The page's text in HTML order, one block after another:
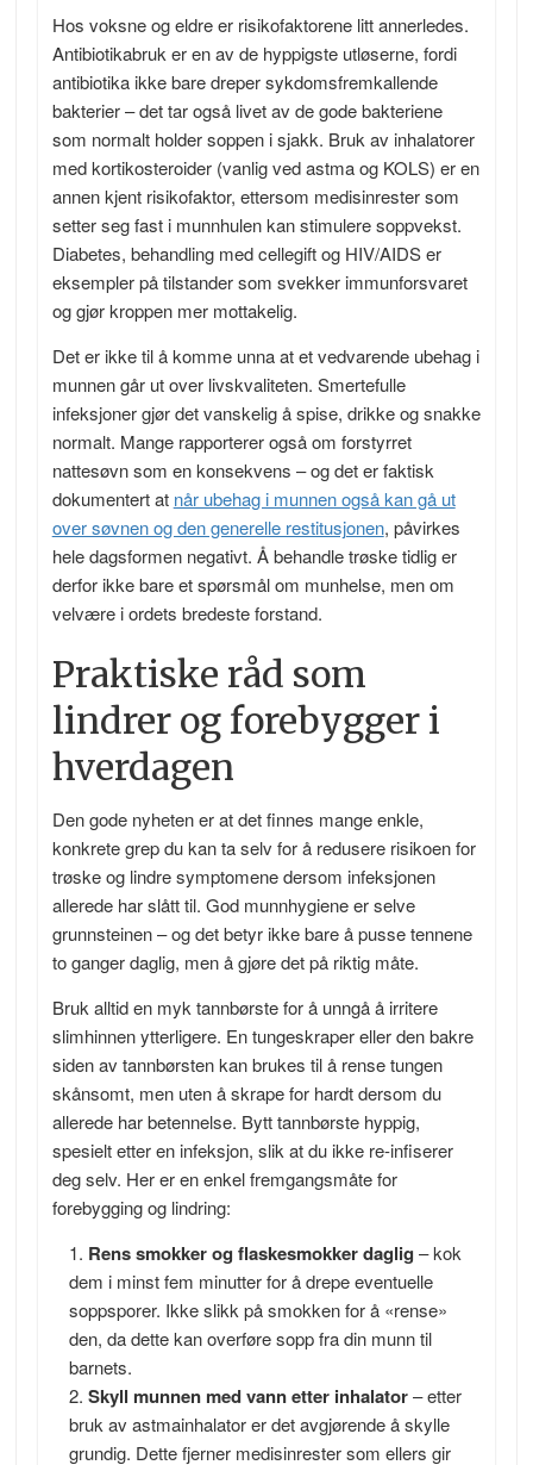
Hos voksne og eldre er risikofaktorene litt annerledes.
Antibiotikabruk er en av de hyppigste utløserne, fordi
antibiotika ikke bare dreper sykdomsfremkallende
bakterier – det tar også livet av de gode bakteriene
som normalt holder soppen i sjakk. Bruk av inhalatorer
med kortikosteroider (vanlig ved astma og KOLS) er en
annen kjent risikofaktor, ettersom medisinrester som
setter seg fast i munnhulen kan stimulere soppvekst.
Diabetes, behandling med cellegift og HIV/AIDS er
eksempler på tilstander som svekker immunforsvaret
og gjør kroppen mer mottakelig.
Det er ikke til å komme unna at et vedvarende ubehag i
munnen går ut over livskvaliteten. Smertefulle
infeksjoner gjør det vanskelig å spise, drikke og snakke
normalt. Mange rapporterer også om forstyrret
nattesøvn som en konsekvens – og det er faktisk
dokumentert at når ubehag i munnen også kan gå ut
over søvnen og den generelle restitusjonen, påvirkes
hele dagsformen negativt. Å behandle trøske tidlig er
derfor ikke bare et spørsmål om munhelse, men om
velvære i ordets bredeste forstand.
Praktiske råd som
lindrer og forebygger i
hverdagen
Den gode nyheten er at det finnes mange enkle,
konkrete grep du kan ta selv for å redusere risikoen for
trøske og lindre symptomene dersom infeksjonen
allerede har slått til. God munnhygiene er selve
grunnsteinen – og det betyr ikke bare å pusse tennene
to ganger daglig, men å gjøre det på riktig måte.
Bruk alltid en myk tannbørste for å unngå å irritere
slimhinnen ytterligere. En tungeskraper eller den bakre
siden av tannbørsten kan brukes til å rense tungen
skånsomt, men uten å skrape for hardt dersom du
allerede har betennelse. Bytt tannbørste hyppig,
spesielt etter en infeksjon, slik at du ikke re-infiserer
deg selv. Her er en enkel fremgangsmåte for
forebygging og lindring:
Rens smokker og flaskesmokker daglig – kok
dem i minst fem minutter for å drepe eventuelle
soppsporer. Ikke slikk på smokken for å «rense»
den, da dette kan overføre sopp fra din munn til
barnets.
Skyll munnen med vann etter inhalator– etter
bruk av astmainhalator er det avgjørende å skylle
grundig. Dette fjerner medisinrester som ellers gir